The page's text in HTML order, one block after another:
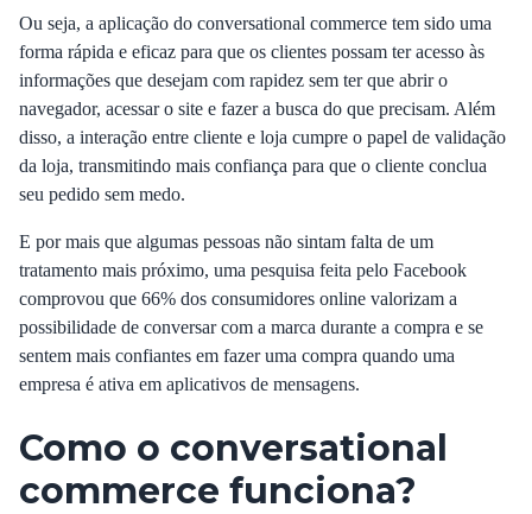
Ou seja, a aplicação do conversational commerce tem sido uma
forma rápida e eficaz para que os clientes possam ter acesso às
informações que desejam com rapidez sem ter que abrir o
navegador, acessar o site e fazer a busca do que precisam. Além
disso, a interação entre cliente e loja cumpre o papel de validação
da loja, transmitindo mais confiança para que o cliente conclua
seu pedido sem medo.
E por mais que algumas pessoas não sintam falta de um
tratamento mais próximo, uma pesquisa feita pelo Facebook
comprovou que 66% dos consumidores online valorizam a
possibilidade de conversar com a marca durante a compra e se
sentem mais confiantes em fazer uma compra quando uma
empresa é ativa em aplicativos de mensagens.
Como o conversational
commerce funciona?